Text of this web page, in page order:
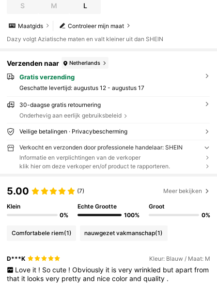
S M L
Controleer mijn maat
Maatgids
Dazy volgt Aziatische maten en valt kleiner uit dan SHEIN
Verzenden naar Netherlands
Gratis verzending
Geschatte levertijd: augustus 12 - augustus 17
30-daagse gratis retournering
Onderhevig aan eerlijk gebruiksbeleid
Veilige betalingen · Privacybescherming
Verkocht en verzonden door professionele handelaar: SHEIN
Informatie en verplichtingen van de verkoper
klik hier om deze verkoper en/of product te rapporteren.
5.00 (7) Meer bekijken
Klein
0%
Echte Grootte
100%
Groot
0%
Comfortabele riem(1) nauwgezet vakmanschap(1)
D***K Kleur: Blauw / Maat: M
Love it ! So cute ! Obviously it is very wrinkled but apart from
that it looksvery prettyand nicecolorandquality .